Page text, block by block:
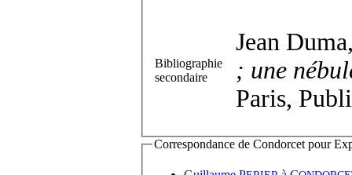
Bibliographie
secondaire
Jean
; une
Paris,
Correspondance de Condorcet pour